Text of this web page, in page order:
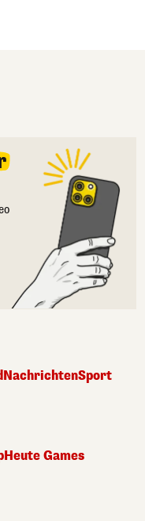
NachrichtenSport
Heute Games